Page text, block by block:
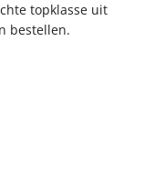
topklasse uit
bestellen.